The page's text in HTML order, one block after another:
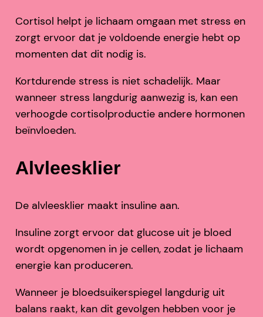
Cortisol helpt je lichaam omgaan met stress en
zorgt ervoor dat je voldoende energie hebt op
momenten dat dit nodig is.
Kortdurende stress is niet schadelijk. Maar
wanneer stress langdurig aanwezig is, kan een
verhoogde cortisolproductie andere hormonen
beïnvloeden.
Alvleesklier
De alvleesklier maakt insuline aan.
Insuline zorgt ervoor dat glucose uit je bloed
wordt opgenomen in je cellen, zodat je lichaam
energie kan produceren.
Wanneer je bloedsuikerspiegel langdurig uit
balans raakt, kan dit gevolgen hebben voor je